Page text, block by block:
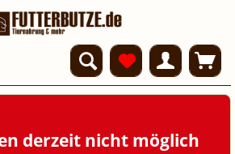
derzeit nicht möglich